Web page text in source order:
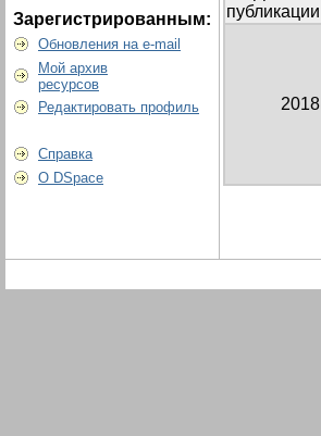
Зарегистрированным:
Обновления на e-mail
Мой архив
ресурсов
Редактировать профиль
Справка
О DSpace
публикации
2018